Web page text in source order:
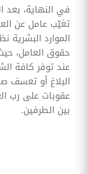
في النهاية،
تغيّب عامل عن
الموارد
حقوق العامل،
عند توفر كافة
البلاغ أو تعسف
عقوبات على رب
بين الطرفين.